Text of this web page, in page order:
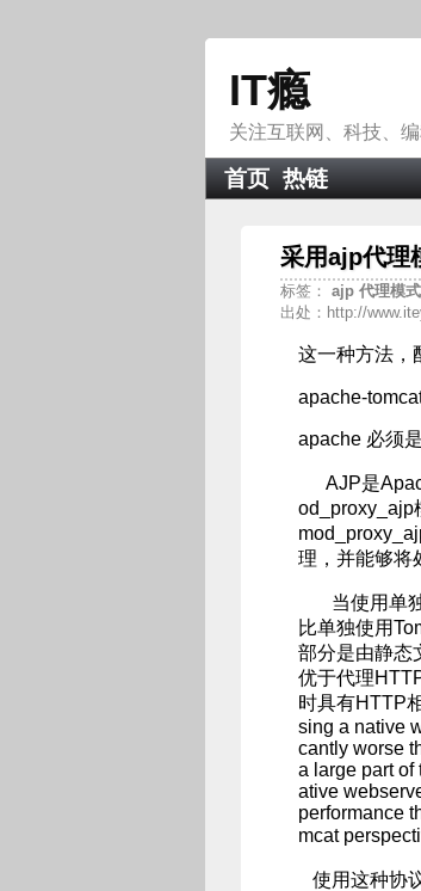
IT瘾
关注互联网、科技、
首页 热链
采用ajp代理
标签： ajp 代理模式
出处：http://
这一种方法，
apache-
apache 必须
AJP是
od_proxy_ajp
理，并能够将
当使用单独
比单独使用
部分是由静态
优于代理
时具有HTTP
sing a native
cantly worse
a large part of
ative
performance
mcat
使用这种协